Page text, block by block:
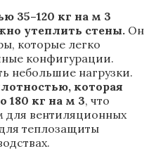
35–120 кг на м 3
утеплить стены. Он
которые легко
конфигурации.
небольшие нагрузки.
которая
180 кг на м 3, что
для вентиляционных
теплозащиты